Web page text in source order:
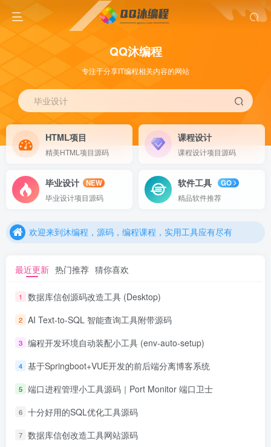
QQ沐编程
专注于分享IT编程相关内容的网站
毕业设计
HTML项目
精美HTML项目源码
课程设计
课程设计项目源码
毕业设计
NEW
毕业设计项目源码
软件工具
GO
精品软件推荐
欢迎来到沐编程，源码，编程课程，实用工具应有尽有
欢迎来到沐编程，源码，编程课程，实用工具应有尽有
最近更新 热门推荐 猜你喜欢
1 数据库信创源码改造工具 (Desktop)
2 AI Text-to-SQL 智能查询工具附带源码
3 编程开发环境自动装配小工具 (env-auto-setup)
4 基于Springboot+VUE开发的前后端分离博客系统
5 端口进程管理小工具源码｜Port Monitor 端口卫士
6 十分好用的SQL优化工具源码
7 数据库信创改造工具网站源码